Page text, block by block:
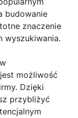
budowanie
znaczenie
wyszukiwania.
możliwość
Dzięki
przybliżyć